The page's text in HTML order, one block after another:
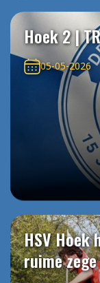
Hoek 2 |
05-05-2026
HSV
ruime